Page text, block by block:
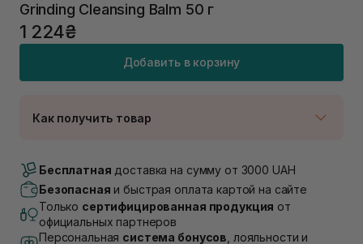
Grinding Cleansing Balm 50 г
1 224₴
Добавить в корзину
Как получить товар
В наличии
Самовывоз г. Луцк, Винниченка 4
Нет в наличии!
Самовывоз г. Львов, ул. Академика Подстригача,
1В (Duck's Lake)
Бесплатная доставка на сумму от 3000 UAH
Безопасная и быстрая оплата картой на сайте
Только сертифицированная продукция от
официальных партнеров
Персональная система бонусов , лояльности и